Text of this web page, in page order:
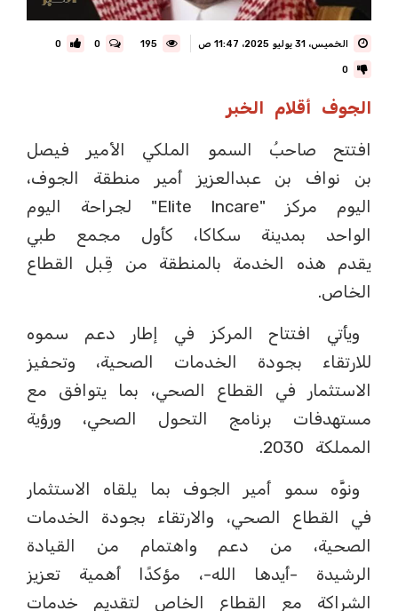
الخميس، 31 يوليو 2025، 11:47 ص 0
0
0
الجوف أقلام الخبر
افتتح صاحبُ السمو الملكي الأمير فيصل
بن نواف بن عبدالعزيز أمير منطقة الجوف،
اليوم مركز "Elite Incare" لجراحة اليوم
الواحد بمدينة سكاكا، كأول مجمع طبي
يقدم هذه الخدمة بالمنطقة من قِبل القطاع
الخاص.
ويأتي افتتاح المركز في إطار دعم سموه
للارتقاء بجودة الخدمات الصحية، وتحفيز
الاستثمار في القطاع الصحي، بما يتوافق مع
مستهدفات برنامج التحول الصحي، ورؤية
المملكة 2030.
ونوَّه سمو أمير الجوف بما يلقاه الاستثمار
في القطاع الصحي، والارتقاء بجودة الخدمات
الصحية، من دعم واهتمام من القيادة
الرشيدة -أيدها الله-، مؤكدًا أهمية تعزيز
الشراكة مع القطاع الخاص لتقديم خدمات